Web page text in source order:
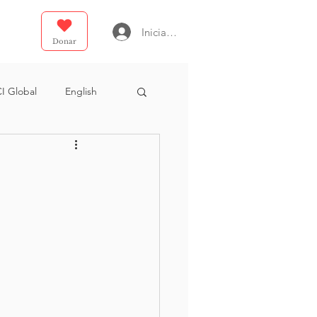
Donar
Iniciar sesión
Global English